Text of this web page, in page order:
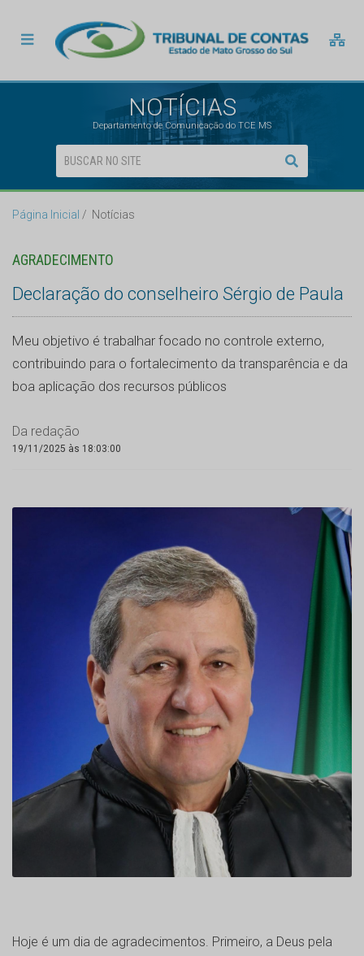
NOTÍCIAS
Departamento de Comunicação do TCE MS
Página Inicial Notícias
AGRADECIMENTO
Declaração do conselheiro Sérgio de Paula
Meu objetivo é trabalhar focado no controle externo,
contribuindo para o fortalecimento da transparência e da
boa aplicação dos recursos públicos
Da redação
19/11/2025 às 18:03:00
Hoje é um dia de agradecimentos. Primeiro, a Deus pela